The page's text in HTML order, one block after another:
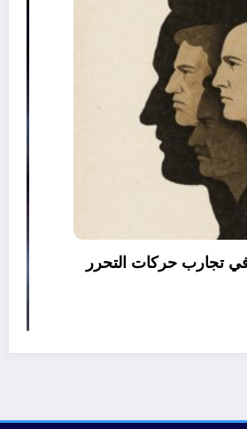
حتى في تجارب حركات التحرر